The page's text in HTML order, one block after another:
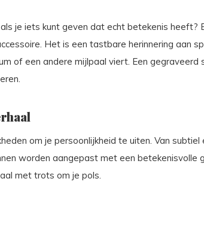
je iets kunt geven dat echt betekenis heeft?
Het is een tastbare herinnering aan
of een andere mijlpaal viert. Een gegraveerd
om je persoonlijkheid te uiten. Van
worden aangepast met een betekenisvolle
met trots om je pols.